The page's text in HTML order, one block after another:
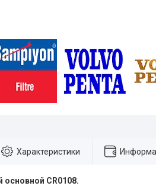
Характеристики